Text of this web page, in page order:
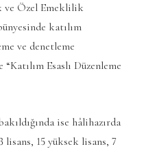
ve Özel Emeklilik
katılım
ve denetleme
Esaslı Düzenleme
ise hâlihazırda
lisans, 15 yüksek lisans, 7